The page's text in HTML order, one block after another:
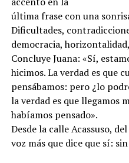
última frase con una
Dificultades,
democracia,
Concluye Juana: «Sí,
hicimos. La verdad es que
pensábamos: pero ¿lo
la verdad es que llegamos
habíamos pensado».
Desde la calle Acassuso,
voz más que dice que sí: